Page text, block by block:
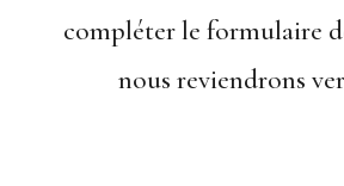
compléter le formulaire
nous reviendrons